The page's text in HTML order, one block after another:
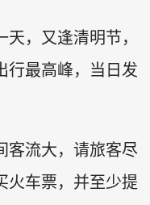
，又逢清明节，
行最高峰，当日发
客流大，请旅客尽
火车票，并至少提